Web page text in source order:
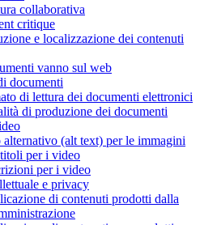
collaborativa
critique
e localizzazione dei contenuti
vanno sul web
documenti
di lettura dei documenti elettronici
di produzione dei documenti
alternativo (alt text) per le immagini
per i video
per i video
e privacy
di contenuti prodotti dalla